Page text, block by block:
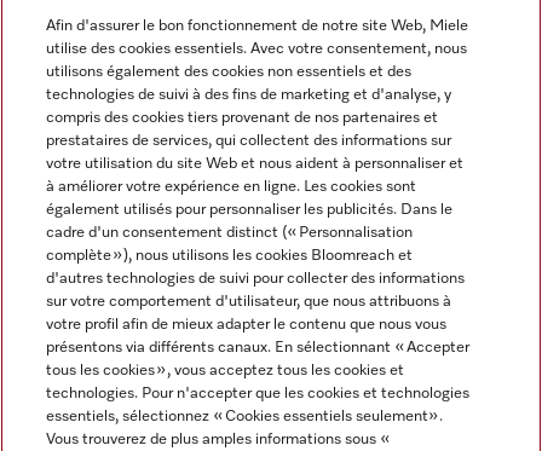
Langue
FRANCAIS
Informations légales
CGV
Miele sur Instagram
Miele sur Youtube
Afin d'assurer le bon fonctionnement de notre site Web, Miele
utilise des cookies essentiels. Avec votre consentement, nous
utilisons également des cookies non essentiels et des
technologies de suivi à des fins de marketing et d'analyse, y
compris des cookies tiers provenant de nos partenaires et
prestataires de services, qui collectent des informations sur
votre utilisation du site Web et nous aident à personnaliser et
à améliorer votre expérience en ligne. Les cookies sont
également utilisés pour personnaliser les publicités. Dans le
cadre d'un consentement distinct (« Personnalisation
complète »), nous utilisons les cookies Bloomreach et
d'autres technologies de suivi pour collecter des informations
sur votre comportement d'utilisateur, que nous attribuons à
votre profil afin de mieux adapter le contenu que nous vous
présentons via différents canaux. En sélectionnant « Accepter
tous les cookies », vous acceptez tous les cookies et
technologies. Pour n'accepter que les cookies et technologies
essentiels, sélectionnez « Cookies essentiels seulement».
Vous trouverez de plus amples informations sous «